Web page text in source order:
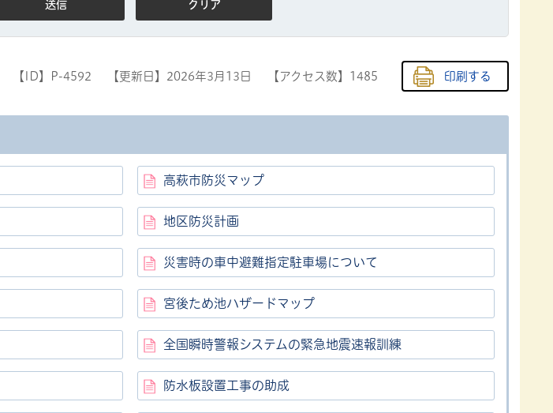
【ID】 P-4592 【更新日】 2026年3月13日 【アクセス数】 1485 印刷する
高萩市防災マップ
地区防災計画
災害時の車中避難指定駐車場について
宮後ため池ハザードマップ
全国瞬時警報システムの緊急地震速報訓練
防水板設置工事の助成